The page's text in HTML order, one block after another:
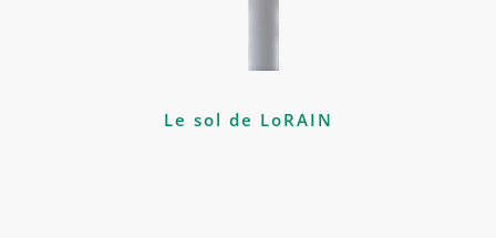
Le sol de LoRAIN